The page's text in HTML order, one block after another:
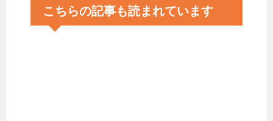
こちらの記事も読まれています